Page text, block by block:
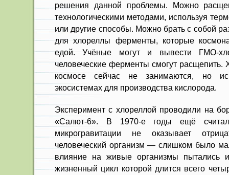
решения данной проблемы. Можно
технологическими методами, используя
или другие способы. Можно брать с собой
для хлореллы ферменты, которые
едой. Учёные могут и вывести ГМО-
человеческие ферменты смогут расщепить.
космосе сейчас не занимаются, но
экосистемах для производства кислорода.
Эксперимент с хлореллой проводили на
«Салют-6». В 1970-е годы ещё
микрогравитации не оказывает
человеческий организм — слишком было
влияние на живые организмы пытались
жизненный цикл которой длится всего